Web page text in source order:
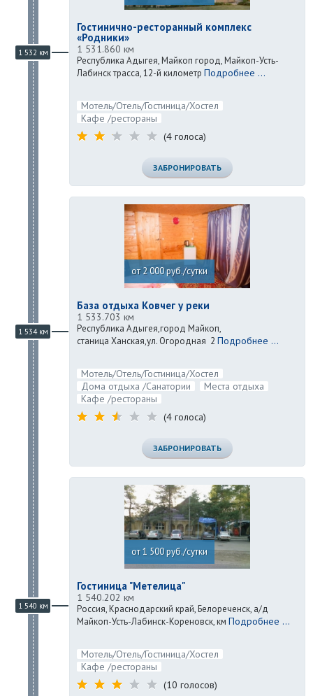
1 532 км
Гостинично-ресторанный комплекс
«Родники»
1 531.860 км
Республика Адыгея, Майкоп город, Майкоп-Усть-
Лабинск трасса, 12-й километр Подробнее ...
Мотель/Отель/Гостиница/Хостел
Кафе /рестораны
(4 голоса)
ЗАБРОНИРОВАТЬ
1 534 км
от 2 000 руб./сутки
База отдыха Ковчег у реки
1 533.703 км
Республика Адыгея,город Майкоп,
станица Ханская,ул. Огородная 2 Подробнее ...
Мотель/Отель/Гостиница/Хостел
Дома отдыха /Санатории
Места отдыха
Кафе /рестораны
(4 голоса)
ЗАБРОНИРОВАТЬ
1 540 км
от 1 500 руб./сутки
Гостиница "Метелица"
1 540.202 км
Россия, Краснодарский край, Белореченск, а/д
Майкоп-Усть-Лабинск-Кореновск, км Подробнее ...
Мотель/Отель/Гостиница/Хостел
Кафе /рестораны
(10 голосов)